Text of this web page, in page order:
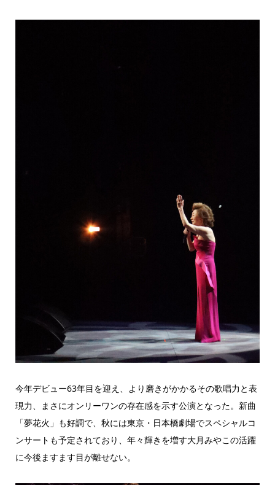
今年デビュー63年目を迎え、より磨きがかかるその歌唱力と表
現力、まさにオンリーワンの存在感を示す公演となった。新曲
「夢花火」も好調で、秋には東京・日本橋劇場でスペシャルコ
ンサートも予定されており、年々輝きを増す大月みやこの活躍
に今後ますます目が離せない。